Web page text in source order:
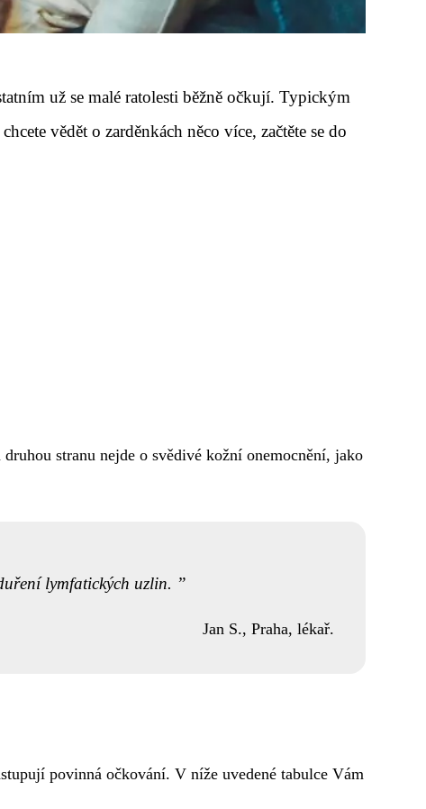
už se malé ratolesti běžně očkují. Typickým
vědět o zarděnkách něco více, začtěte se do
stranu nejde o svědivé kožní onemocnění, jako
lymfatických uzlin.
Jan S., Praha, lékař.
povinná očkování. V níže uvedené tabulce Vám